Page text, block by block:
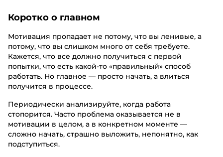
Коротко о главном
Мотивация пропадает не потому, что вы ленивые, а
потому, что вы слишком много от себя требуете.
Кажется, что все должно получиться с первой
попытки, что есть какой-то «правильный» способ
работать. Но главное — просто начать, а влиться
получится в процессе.
Периодически анализируйте, когда работа
стопорится. Часто проблема оказывается не в
мотивации в целом, а в конкретном моменте —
сложно начать, страшно выложить, непонятно, как
подступиться.